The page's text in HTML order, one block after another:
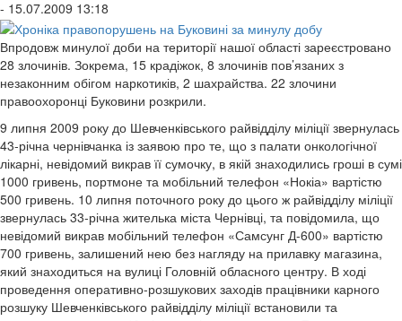
- 15.07.2009 13:18
Впродовж минулої доби на території нашої області зареєстровано
28 злочинів. Зокрема, 15 крадіжок, 8 злочинів пов’язаних з
незаконним обігом наркотиків, 2 шахрайства. 22 злочини
правоохоронці Буковини розкрили.
9 липня 2009 року до Шевченківського райвідділу міліції звернулась
43-річна чернівчанка із заявою про те, що з палати онкологічної
лікарні, невідомий викрав її сумочку, в якій знаходились гроші в сумі
1000 гривень, портмоне та мобільний телефон «Нокіа» вартістю
500 гривень. 10 липня поточного року до цього ж райвідділу міліції
звернулась 33-річна жителька міста Чернівці, та повідомила, що
невідомий викрав мобільний телефон «Самсунг Д-600» вартістю
700 гривень, залишений нею без нагляду на прилавку магазина,
який знаходиться на вулиці Головній обласного центру. В ході
проведення оперативно-розшукових заходів працівники карного
розшуку Шевченківського райвідділу міліції встановили та